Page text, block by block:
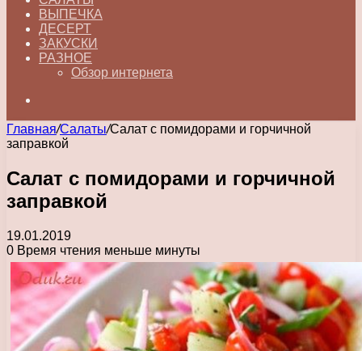
ВЫПЕЧКА
ДЕСЕРТ
ЗАКУСКИ
РАЗНОЕ
Обзор интернета
Главная/Салаты/Салат с помидорами и горчичной
заправкой
Салат с помидорами и горчичной
заправкой
19.01.2019
0 Время чтения меньше минуты